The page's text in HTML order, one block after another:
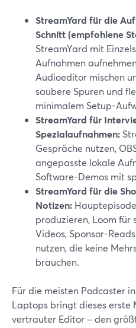
StreamYard für die
Schnitt (empfohlene
StreamYard mit
Aufnahmen
Audioeditor mischen
saubere Spuren und
minimalem Setup-
StreamYard für
Spezialaufnahmen:
Gespräche nutzen,
angepasste lokale
Software-Demos mit
StreamYard für die
Notizen:
produzieren, Loom für
Videos, Sponsor-
nutzen, die keine
brauchen.
Für die meisten Podcaster
Laptops bringt dieses erste
vertrauter Editor – den